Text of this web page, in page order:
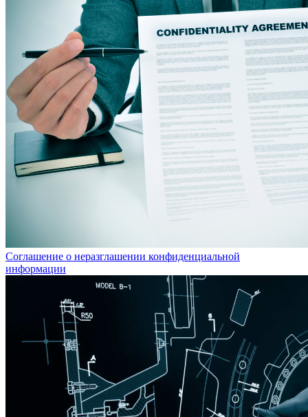
Соглашение о неразглашении конфиденциальной
информации